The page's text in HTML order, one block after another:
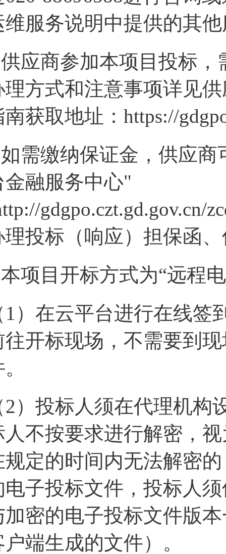
维服务说明中提供的其
应商参加本项目投标
理方式和注意事项详见
南获取地址：https://
需缴纳保证金，供应
金融服务中心"
gdgpo.czt.gd.gov.cn/
理投标（响应）担保函
项目开标方式为“远程
1）在云平台进行在线签
往开标现场，不需要到
2）投标人须在代理机构
人不按要求进行解密，
规定的时间内无法解密
电子投标文件，投标人
加密的电子投标文件版
户端生成的文件）。